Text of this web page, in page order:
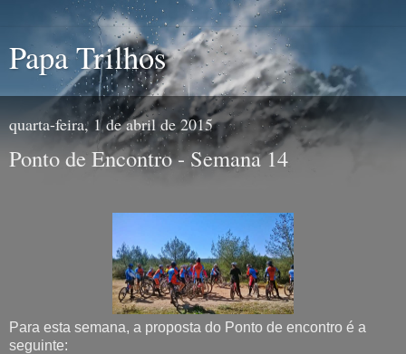
Papa Trilhos
quarta-feira, 1 de abril de 2015
Ponto de Encontro - Semana 14
Para esta semana, a proposta do Ponto de encontro é a
seguinte: